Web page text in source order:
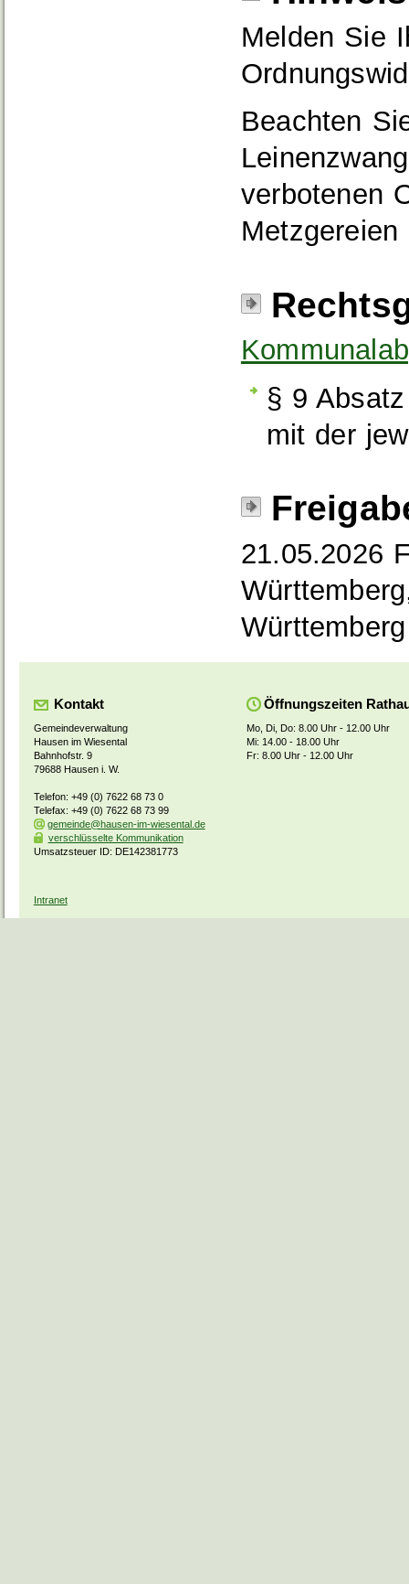
Melden Sie
Beachten
verbotenen
§ 9
mit der
21.05.2026
Württemberg
Kontakt
Gemeindeverwaltung
Hausen im Wiesental
Bahnhofstr. 9
79688 Hausen i. W.
Telefon: +49 (0) 7622 68 73 0
Telefax: +49 (0) 7622 68 73 99
gemeinde@hausen-im-wiesental.de
verschlüsselte Kommunikation
Umsatzsteuer ID: DE142381773
Öffnungszeiten
Mo, Di, Do: 8.00 Uhr - 12.00 Uhr
Mi: 14.00 - 18.00 Uhr
Fr: 8.00 Uhr - 12.00 Uhr
Intranet